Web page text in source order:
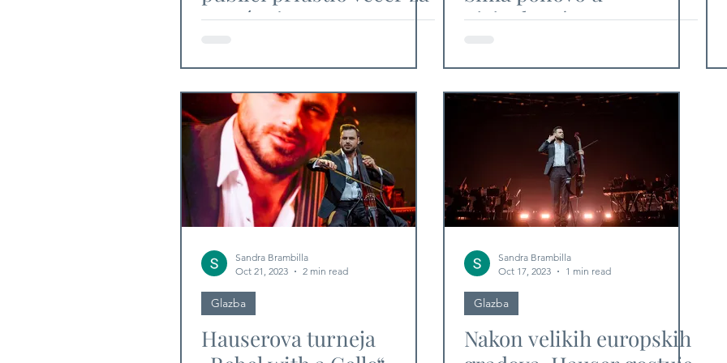
pamćenje
Lisinskom!
Sandra Brambilla
Oct 21, 2023
2 min read
Glazba
Hauserova turneja
Sandra Brambilla
Oct 17, 2023
1 min read
Glazba
Nakon velikih europskih